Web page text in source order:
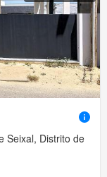
Seixal, Distrito de